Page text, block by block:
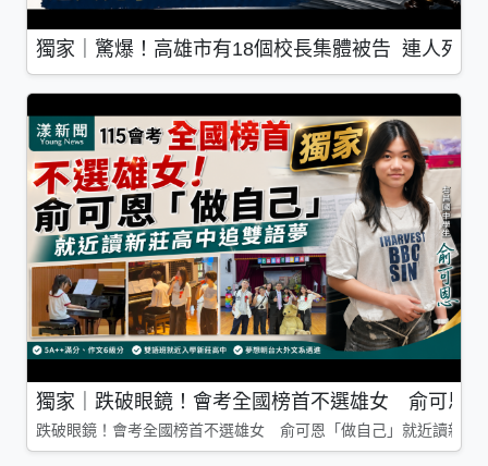
獨家｜驚爆！高雄市有18個校長集體被告 連人死了
獨家｜跌破眼鏡！會考全國榜首不選雄女 俞可恩
跌破眼鏡！會考全國榜首不選雄女 俞可恩「做自己」就近讀新莊